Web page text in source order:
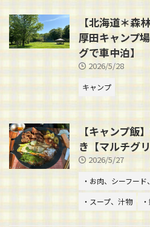
【北海道＊森
厚田キャンプ
グで車中泊】
2026/5/28
キャンプ
【キャンプ飯
き【マルチグ
2026/5/27
・お肉、シーフード
・スープ、汁物